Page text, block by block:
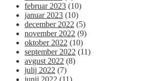
februar 2023 (10)
januar 2023 (10)
december 2022 (5)
november 2022 (9)
oktober 2022 (10)
september 2022 (11)
avgust 2022 (8)
julij 2022 (7)
junij 2022 (11)